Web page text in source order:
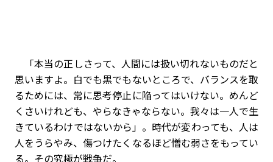
「本当の正しさって、人間には扱い切れないものだと
思いますよ。白でも黒でもないところで、バランスを取
るためには、常に思考停止に陥ってはいけない。めんど
くさいけれども、やらなきゃならない。我々は一人で生
きているわけではないから」。時代が変わっても、人は
人をうらやみ、傷つけたくなるほど憎む弱さをもってい
る。その究極が戦争だ。